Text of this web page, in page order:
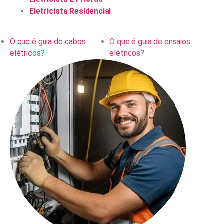
Eletricista Residencial
O que é guia de cabos
elétricos?
O que é guia de ensaios
elétricos?